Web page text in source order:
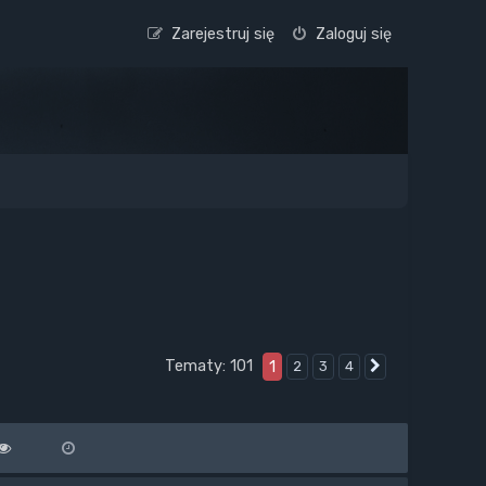
Zaloguj się
Zarejestruj się
Tematy: 101 1 2 3 4